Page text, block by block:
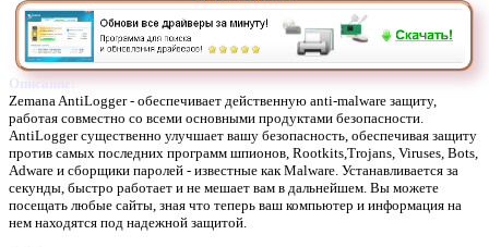
Описание:
Zemana AntiLogger - обеспечивает действенную anti-malware защиту,
работая совместно со всеми основными продуктами безопасности.
AntiLogger существенно улучшает вашу безопасность, обеспечивая защиту
против самых последних программ шпионов, Rootkits,Trojans, Viruses, Bots,
Adware и сборщики паролей - известные как Malware. Устанавливается за
секунды, быстро работает и не мешает вам в дальнейшем. Вы можете
посещать любые сайты, зная что теперь ваш компьютер и информация на
нем находятся под надежной защитой.